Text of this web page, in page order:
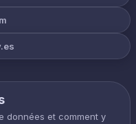
données et comment y